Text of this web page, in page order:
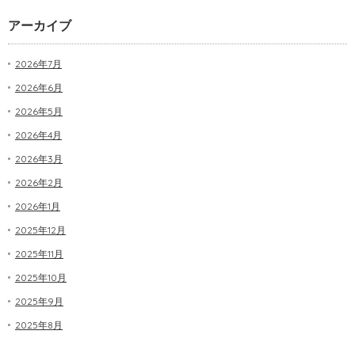
アーカイブ
2026年7月
2026年6月
2026年5月
2026年4月
2026年3月
2026年2月
2026年1月
2025年12月
2025年11月
2025年10月
2025年9月
2025年8月